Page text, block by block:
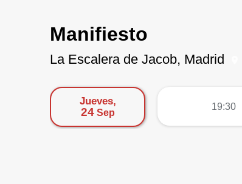
Manifiesto
La Escalera de Jacob, Madrid
Jueves,
24Sep
19:30